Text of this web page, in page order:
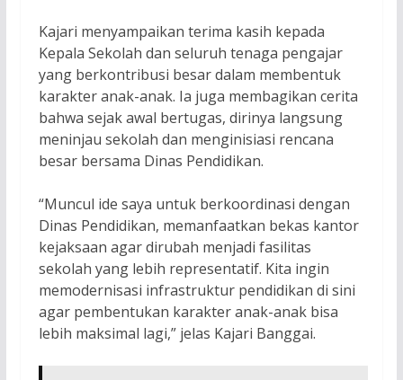
Kajari menyampaikan terima kasih kepada
Kepala Sekolah dan seluruh tenaga pengajar
yang berkontribusi besar dalam membentuk
karakter anak-anak. Ia juga membagikan cerita
bahwa sejak awal bertugas, dirinya langsung
meninjau sekolah dan menginisiasi rencana
besar bersama Dinas Pendidikan.
“Muncul ide saya untuk berkoordinasi dengan
Dinas Pendidikan, memanfaatkan bekas kantor
kejaksaan agar dirubah menjadi fasilitas
sekolah yang lebih representatif. Kita ingin
memodernisasi infrastruktur pendidikan di sini
agar pembentukan karakter anak-anak bisa
lebih maksimal lagi,” jelas Kajari Banggai.